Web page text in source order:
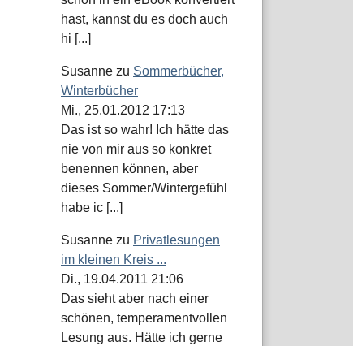
hast, kannst du es doch auch
hi [...]
Susanne zu Sommerbücher,
Winterbücher
Mi., 25.01.2012 17:13
Das ist so wahr! Ich hätte das
nie von mir aus so konkret
benennen können, aber
dieses Sommer/Wintergefühl
habe ic [...]
Susanne zu Privatlesungen
im kleinen Kreis ...
Di., 19.04.2011 21:06
Das sieht aber nach einer
schönen, temperamentvollen
Lesung aus. Hätte ich gerne